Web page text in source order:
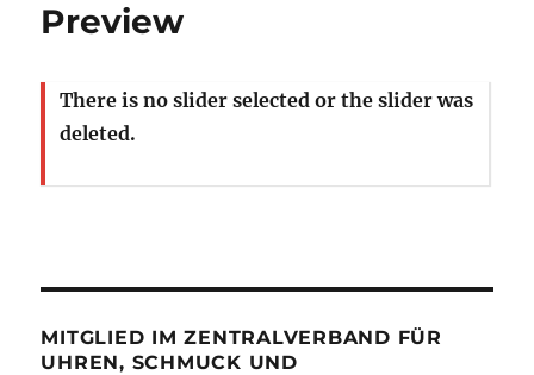
Preview
There is no slider selected or the slider was
deleted.
MITGLIED IM ZENTRALVERBAND FÜR
UHREN, SCHMUCK UND